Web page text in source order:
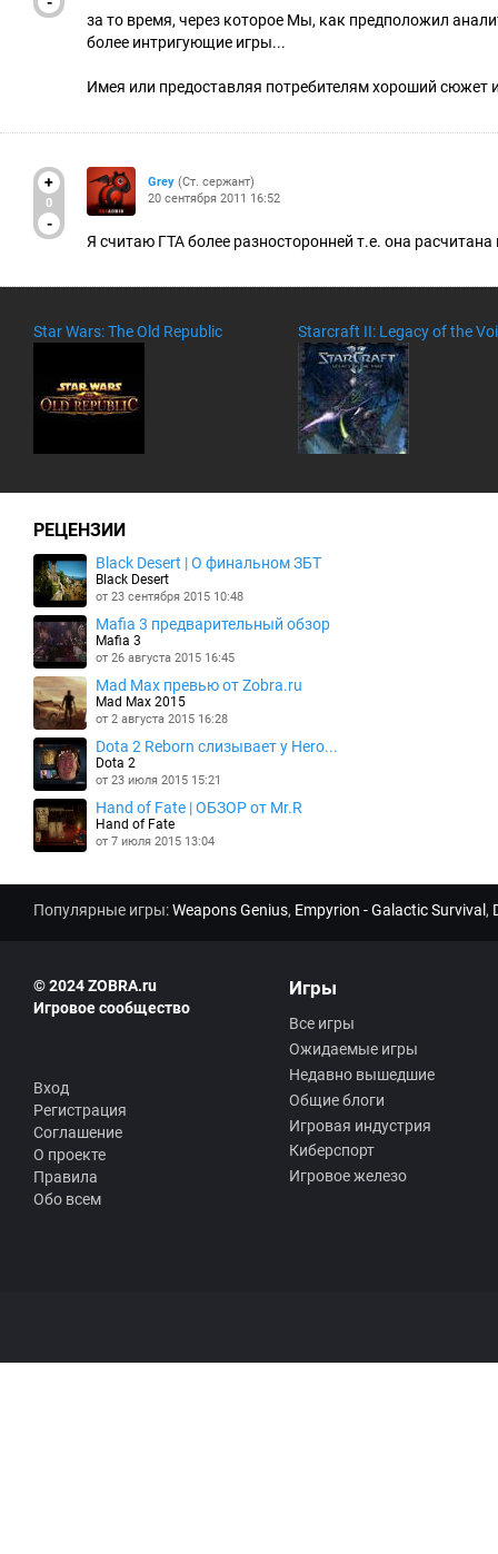
за то время, через которое Мы, как предположил
более интригующие игры...
Имея или предоставляя потребителям хороший
+
0
-
Grey (Ст. сержант)
20 сентября 2011 16:52
Я считаю ГТА более разносторонней т.е. она
Star Wars: The Old Republic Starcraft II: Legacy of the
РЕЦЕНЗИИ
Black Desert | О финальном ЗБТ
Black Desert
от 23 сентября 2015 10:48
Mafia 3 предварительный обзор
Mafia 3
от 26 августа 2015 16:45
Mad Max превью от Zobra.ru
Mad Max 2015
от 2 августа 2015 16:28
Dota 2 Reborn слизывает у Hero...
Dota 2
от 23 июля 2015 15:21
Hand of Fate | ОБЗОР от Mr.R
Hand of Fate
от 7 июля 2015 13:04
Популярные игры:Weapons Genius, Empyrion - Galactic Survival ,
© 2024 ZOBRA.ru
Игровое сообщество
Вход
Регистрация
Соглашение
О проекте
Правила
Обо всем
Игры
Все игры
Ожидаемые игры
Недавно вышедшие
Общие блоги
Игровая индустрия
Киберспорт
Игровое железо